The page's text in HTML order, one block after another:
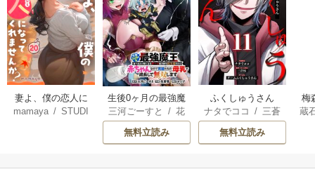
妻よ、僕の恋人に
なってくれません
mamaya /STUDI
生後0ヶ月の最強魔
王 食べるだけ強
くなるチート能力
持ち転生者だけど
雄たちの母乳で成
三河ごーすと /花
房雪/マップ
無料立読み
ふくしゅうさん
ナタでココ / 三蒼
核/チームふくし
ゅうさん
無料立読み
梅
蔵